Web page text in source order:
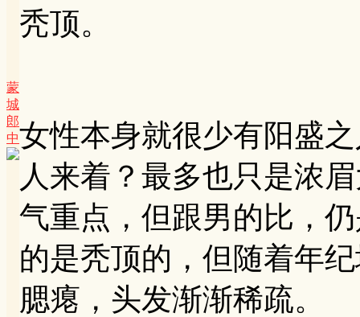
蒙
城
郎
中
秃顶。
女性本身就很少有阳盛
人来着？最多也只是浓
气重点，但跟男的比，
的是秃顶的，但随着年
腮瘪，头发渐渐稀疏。